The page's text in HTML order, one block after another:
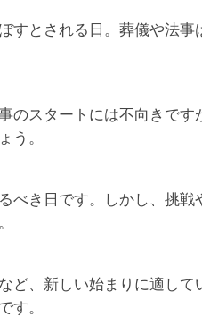
すとされる日。葬儀や法
のスタートには不向きで
う。
べき日です。しかし、挑
ど、新しい始まりに適し
す。